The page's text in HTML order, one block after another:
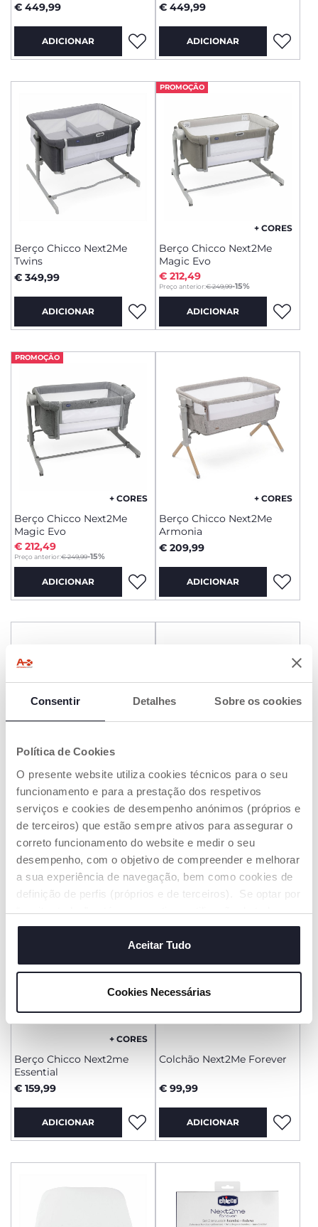
Consentir Detalhes Sobre os cookies
Política de Cookies
O presente website utiliza cookies técnicos para o seu
funcionamento e para a prestação dos respetivos
serviços e cookies de desempenho anónimos (próprios e
de terceiros) que estão sempre ativos para assegurar o
correto funcionamento do website e medir o seu
desempenho, com o objetivo de compreender e melhorar
a sua experiência de navegação, bem como cookies de
definição de perfis (próprios e de terceiros). Se optar por
“aceitar todos” está a consentir na utilização de todos os
cookies. Se quiser saber mais, alterar ou revogar o
consentimento de todos ou de alguns cookies, clique em
"mostrar detalhes". Ao fechar este aviso, está a
são necessários e essenciais para garantir o
funcionamento desta página.
Aceitar Tudo
Cookies Necessárias
€ 449,99
ADICIONAR
€ 449,99
ADICIONAR
Berço Chicco Next2Me
Twins
€ 349,99
ADICIONAR
PROMOÇÃO
+ CORES
Berço Chicco Next2Me
Magic Evo
Preço anterior:€ 249,99-15%
to
€ 212,49
ADICIONAR
PROMOÇÃO
+ CORES
Berço Chicco Next2Me
Magic Evo
Preço anterior:€ 249,99-15%
to
€ 212,49
ADICIONAR
+ CORES
Berço Chicco Next2Me
Armonia
€ 209,99
ADICIONAR
+ CORES
Berço Chicco Next2Me
Armonia
€ 209,99
Berço Chicco Next2me
Essential
€ 159,99
+ CORES
Berço Chicco Next2me
Essential
€ 159,99
ADICIONAR
Colchão Next2Me Forever
€ 99,99
ADICIONAR